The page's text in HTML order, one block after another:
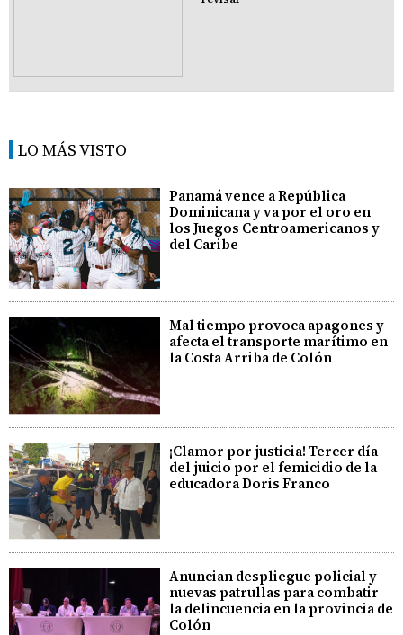
LO MÁS VISTO
Panamá vence a República
Dominicana y va por el oro en
los Juegos Centroamericanos y
del Caribe
Mal tiempo provoca apagones y
afecta el transporte marítimo en
la Costa Arriba de Colón
¡Clamor por justicia! Tercer día
del juicio por el femicidio de la
educadora Doris Franco
Anuncian despliegue policial y
nuevas patrullas para combatir
la delincuencia en la provincia de
Colón